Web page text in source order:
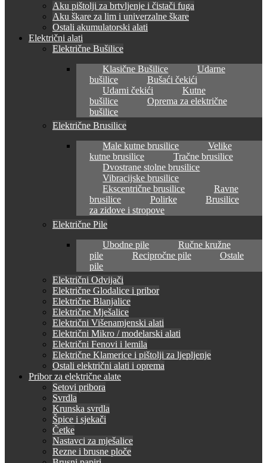
Aku pištolji za brtvljenje i čistači fuga
Aku škare za lim i univerzalne škare
Ostali akumulatorski alati
Električni alati
Električne Bušilice
Klasične Bušilice
Udarne
bušilice
Bušaći čekići
Udarni čekići
Kutne
bušilice
Oprema za električne
bušilice
Električne Brusilice
Male kutne brusilice
Velike
kutne brusilice
Tračne brusilice
Dvostrane stolne brusilice
Vibracijske brusilice
Ekscentrične brusilice
Ravne
brusilice
Polirke
Brusilice
za zidove i stropove
Električne Pile
Ubodne pile
Ručne kružne
pile
Recipročne pile
Ostale
pile
Električni Odvijači
Električne Glodalice i pribor
Električne Blanjalice
Električne Mješalice
Električni Višenamjenski alati
Električni Mikro / modelarski alati
Električni Fenovi i lemila
Električne Klamerice i pištolji za ljepljenje
Ostali električni alati i oprema
Pribor za električne alate
Setovi pribora
Svrdla
Krunska svrdla
Špice i sjekači
Četke
Nastavci za mješalice
Rezne i brusne ploče